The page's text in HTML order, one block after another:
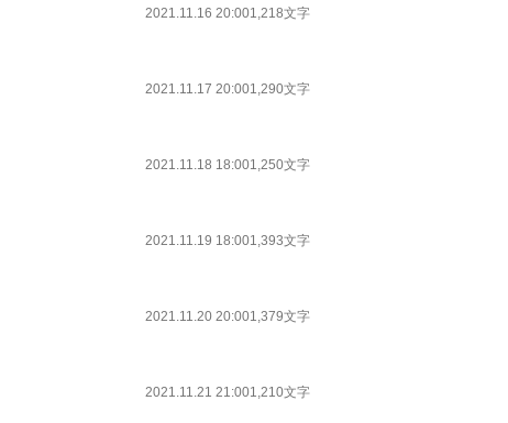
2021.11.16 20:001,218文字
2021.11.17 20:001,290文字
2021.11.18 18:001,250文字
2021.11.19 18:001,393文字
2021.11.20 20:001,379文字
2021.11.21 21:001,210文字